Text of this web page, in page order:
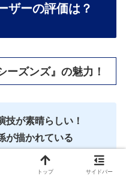
ザーの評価は？
ーズンズ』の魅力！
技が素晴らしい！
が描かれている
バランス
トップ サイドバー